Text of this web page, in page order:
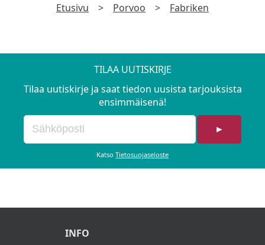
Etusivu > Porvoo > Fabriken
TILAA UUTISKIRJE
Tilaa uutiskirje ja saat tiedon uusista tarjouksista
ensimmäisenä!
►
Katso Tietosuojaseloste
INFO